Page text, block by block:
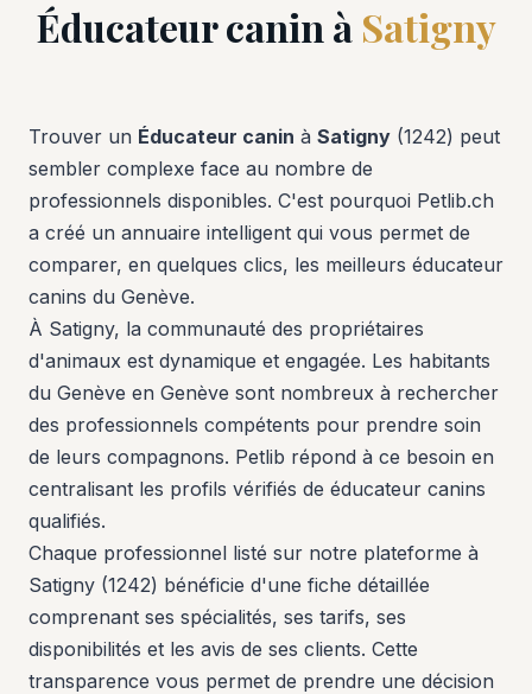
Éducateur canin à Satigny
Trouver un Éducateur canin à Satigny (1242) peut
sembler complexe face au nombre de
professionnels disponibles. C'est pourquoi Petlib.ch
a créé un annuaire intelligent qui vous permet de
comparer, en quelques clics, les meilleurs éducateur
canins du Genève.
À Satigny, la communauté des propriétaires
d'animaux est dynamique et engagée. Les habitants
du Genève en Genève sont nombreux à rechercher
des professionnels compétents pour prendre soin
de leurs compagnons. Petlib répond à ce besoin en
centralisant les profils vérifiés de éducateur canins
qualifiés.
Chaque professionnel listé sur notre plateforme à
Satigny (1242) bénéficie d'une fiche détaillée
comprenant ses spécialités, ses tarifs, ses
disponibilités et les avis de ses clients. Cette
transparence vous permet de prendre une décision